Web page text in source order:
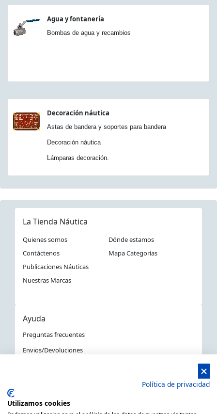
Agua y fontanería
Bombas de agua y recambios
Decoración náutica
Astas de bandera y soportes para bandera
Decoración náutica
Lámparas decoración.
La Tienda Náutica
Quienes somos
Dónde estamos
Contáctenos
Mapa Categorías
Publicaciones Náuticas
Nuestras Marcas
Ayuda
Preguntas frecuentes
Envios/Devoluciones
Política de privacidad
Utilizamos cookies